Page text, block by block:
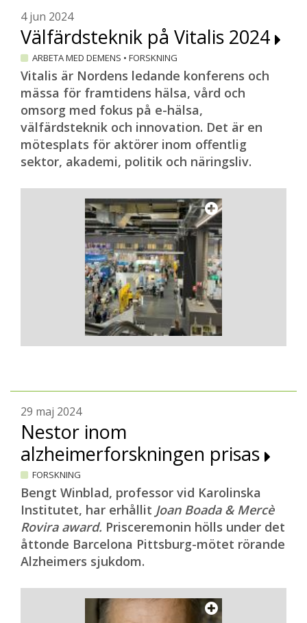
4 jun 2024
Välfärdsteknik på Vitalis 2024
ARBETA MED DEMENS • FORSKNING
Vitalis är Nordens ledande konferens och
mässa för framtidens hälsa, vård och
omsorg med fokus på e-hälsa,
välfärdsteknik och innovation. Det är en
mötesplats för aktörer inom offentlig
sektor, akademi, politik och näringsliv.
29 maj 2024
Nestor inom
alzheimerforskningen prisas
FORSKNING
Bengt Winblad, professor vid Karolinska
Institutet, har erhållit Joan Boada & Mercè
Rovira award. Prisceremonin hölls under det
åttonde Barcelona Pittsburg-mötet rörande
Alzheimers sjukdom.